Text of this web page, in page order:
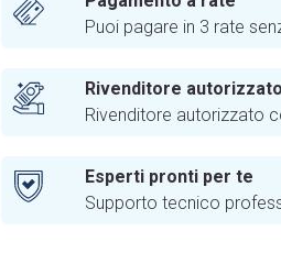
Puoi pagare in 3 rate
Rivenditore autorizzato
Rivenditore autorizzato
Esperti pronti per te
Supporto tecnico